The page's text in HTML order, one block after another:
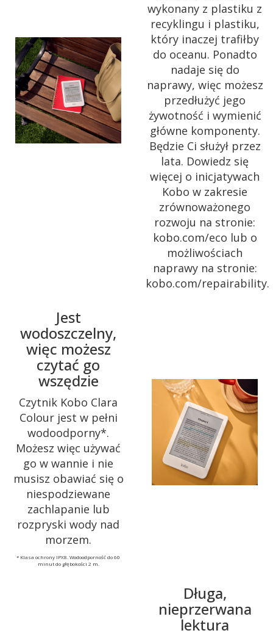
wykonany z plastiku z
recyklingu i plastiku,
który inaczej trafiłby
do oceanu. Ponadto
nadaje się do
naprawy, więc możesz
przedłużyć jego
żywotność i wymienić
główne komponenty.
Będzie Ci służył przez
lata. Dowiedz się
więcej o inicjatywach
Kobo w zakresie
zrównoważonego
rozwoju na stronie:
kobo.com/eco lub o
możliwościach
naprawy na stronie:
kobo.com/repairability.
Jest
wodoszczelny,
więc możesz
czytać go
wszędzie
Czytnik Kobo Clara
Colour jest w pełni
wodoodporny*.
Możesz więc używać
go w wannie i nie
musisz obawiać się o
niespodziewane
zachlapanie lub
rozpryski wody nad
morzem.
* Klasa ochrony IPX8. Wodoodporność do 60
minut do głębokości 2 m.
Długa,
nieprzerwana
lektura